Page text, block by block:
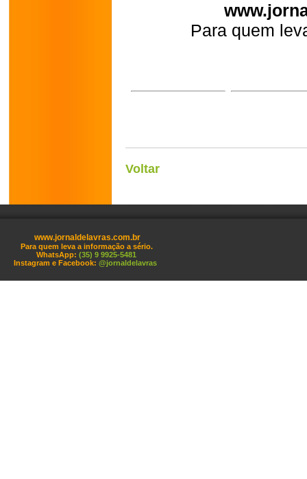
Para quem
Voltar
www.jornaldelavras.com.br
Para quem leva a informação a sério.
WhatsApp: (35) 9 9925-5481
Instagram e Facebook: @jornaldelavras